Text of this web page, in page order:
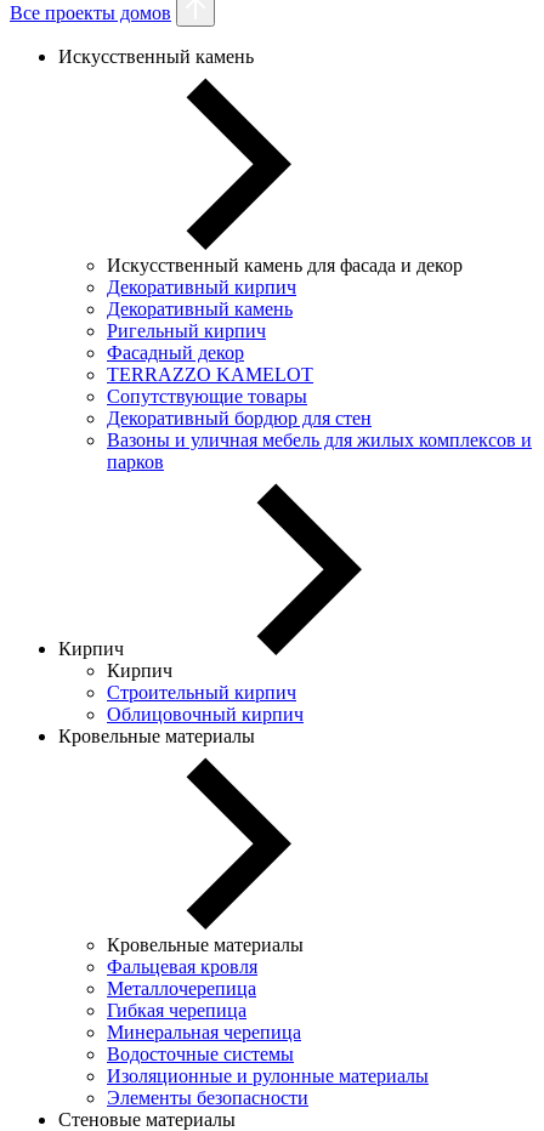
Все проекты домов
Искусственный камень
Искусственный камень для фасада и декор
Декоративный кирпич
Декоративный камень
Ригельный кирпич
Фасадный декор
TERRAZZO KAMELOT
Сопутствующие товары
Декоративный бордюр для стен
Вазоны и уличная мебель для жилых комплексов и
парков
Кирпич
Кирпич
Строительный кирпич
Облицовочный кирпич
Кровельные материалы
Кровельные материалы
Фальцевая кровля
Металлочерепица
Гибкая черепица
Минеральная черепица
Водосточные системы
Изоляционные и рулонные материалы
Элементы безопасности
Стеновые материалы